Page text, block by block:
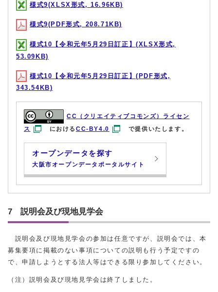
様式9(XLSX形式, 16.96KB)
様式9(PDF形式, 208.71KB)
様式10【令和元年5月29日訂正】(XLSX形式,
53.09KB)
様式10【令和元年5月29日訂正】(PDF形式,
343.54KB)
CC（クリエイティブコモンズ）ライセン
ス
におけるCC-BY4.0 で提供いたします。
オープンデータを探す
大阪市オープンデータポータルサイト
7 説明会及び現地見学会
説明会及び現地見学会の参加は任意ですが、説明会では、本
募集要項に掲載のない事項についての説明も行う予定ですの
で、申請しようとする法人等はできる限り参加してください。
（注）説明会及び現地見学会は終了しました。